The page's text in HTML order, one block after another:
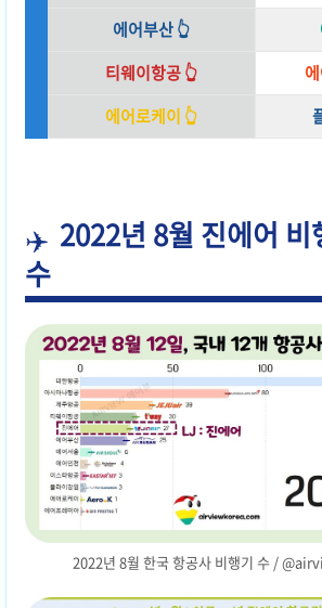
에어부산 👆
티웨이항공 👆
에어로케이 👆
2022년 8월 진에어 비
수
2022년 8월 한국 항공사 비행기 수 /